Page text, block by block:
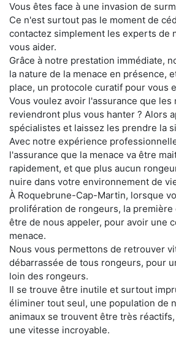
Vous êtes face à une invasion de
Ce n'est surtout pas le moment de
contactez simplement les experts de
vous aider.
Grâce à notre prestation immédiate,
la nature de la menace en présence,
place, un protocole curatif pour vous
Vous voulez avoir l'assurance que les
reviendront plus vous hanter ? Alors
spécialistes et laissez les prendre la
Avec notre expérience
l'assurance que la menace va être
rapidement, et que plus aucun
nuire dans votre environnement de
À Roquebrune-Cap-Martin, lorsque
prolifération de rongeurs, la première
être de nous appeler, pour avoir une
menace.
Nous vous permettons de retrouver
débarrassée de tous rongeurs, pour
loin des rongeurs.
Il se trouve être inutile et surtout
éliminer tout seul, une population de
animaux se trouvent être très
une vitesse incroyable.